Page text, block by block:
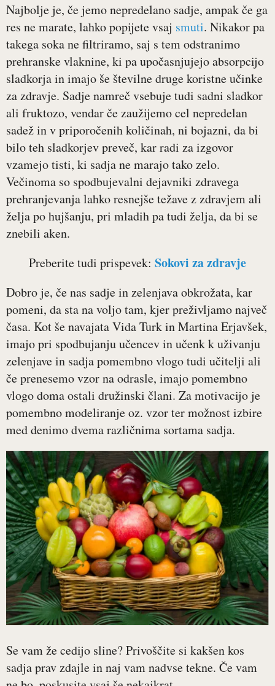
Najbolje je, če jemo nepredelano sadje, ampak če ga
res ne marate, lahko popijete vsaj smuti. Nikakor pa
takega soka ne filtriramo, saj s tem odstranimo
prehranske vlaknine, ki pa upočasnjujejo absorpcijo
sladkorja in imajo še številne druge koristne učinke
za zdravje. Sadje namreč vsebuje tudi sadni sladkor
ali fruktozo, vendar če zaužijemo cel nepredelan
sadež in v priporočenih količinah, ni bojazni, da bi
bilo teh sladkorjev preveč, kar radi za izgovor
vzamejo tisti, ki sadja ne marajo tako zelo.
Večinoma so spodbujevalni dejavniki zdravega
prehranjevanja lahko resnejše težave z zdravjem ali
želja po hujšanju, pri mladih pa tudi želja, da bi se
znebili aken.
Preberite tudi prispevek: Sokovi za zdravje
Dobro je, če nas sadje in zelenjava obkrožata, kar
pomeni, da sta na voljo tam, kjer preživljamo največ
časa. Kot še navajata Vida Turk in Martina Erjavšek,
imajo pri spodbujanju učencev in učenk k uživanju
zelenjave in sadja pomembno vlogo tudi učitelji ali
če prenesemo vzor na odrasle, imajo pomembno
vlogo doma ostali družinski člani. Za motivacijo je
pomembno modeliranje oz. vzor ter možnost izbire
med denimo dvema različnima sortama sadja.
Se vam že cedijo sline? Privoščite si kakšen kos
sadja prav zdajle in naj vam nadvse tekne. Če vam